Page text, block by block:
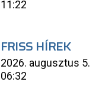
11:22
FRISS HÍREK
2026. augusztus 5.
06:32